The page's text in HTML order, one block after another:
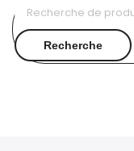
Recherche